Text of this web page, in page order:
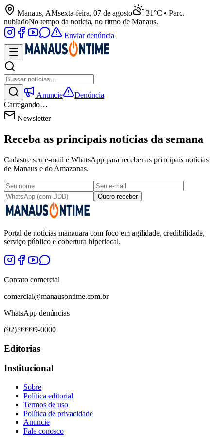
Manaus, AMsexta-feira, 07 de agosto
31°C • Parc.
nubladoNo tempo da notícia, no ritmo de Manaus.
Enviar denúncia
Anuncie
Denúncia
Carregando…
Newsletter
Receba as principais notícias da semana
Cadastre seu e-mail e WhatsApp para receber as principais notícias
de Manaus e do Amazonas.
Quero receber
Portal de notícias manauara com foco em agilidade, credibilidade,
serviço público e cobertura hiperlocal.
Contato comercial
comercial@manausontime.com.br
WhatsApp denúncias
(92) 99999-0000
Editorias
Institucional
Sobre
Política editorial
Termos de uso
Política de privacidade
Anuncie
Fale conosco